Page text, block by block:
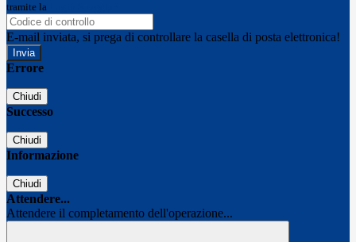
tramite la
E-mail inviata, si prega di controllare la casella di posta elettronica!
Errore
Chiudi
Successo
Chiudi
Informazione
Chiudi
Attendere...
Attendere il completamento dell'operazione...